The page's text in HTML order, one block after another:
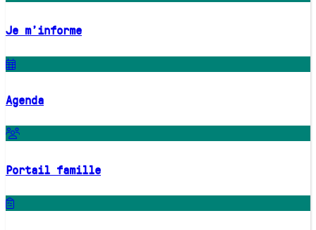
Je m'informe
Agenda
Portail famille